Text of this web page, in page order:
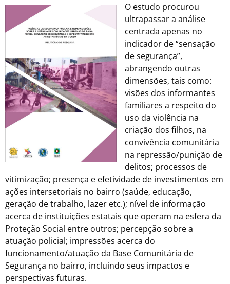
O estudo procurou
ultrapassar a análise
centrada apenas no
indicador de “sensação
de segurança”,
abrangendo outras
dimensões, tais como:
visões dos informantes
familiares a respeito do
uso da violência na
criação dos filhos, na
convivência comunitária
na repressão/punição de
delitos; processos de
vitimização; presença e efetividade de investimentos em
ações intersetoriais no bairro (saúde, educação,
geração de trabalho, lazer etc.); nível de informação
acerca de instituições estatais que operam na esfera da
Proteção Social entre outros; percepção sobre a
atuação policial; impressões acerca do
funcionamento/atuação da Base Comunitária de
Segurança no bairro, incluindo seus impactos e
perspectivas futuras.